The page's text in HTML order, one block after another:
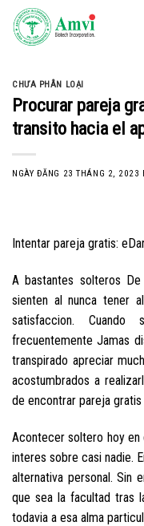
Skip
content
CHƯA PHÂN LOẠI
Procurar pareja
transito hacia el
NGÀY ĐĂNG 23 THÁNG 2, 2023
Intentar pareja gratis:
A bastantes solteros
sienten al nunca tener
satisfaccion.
frecuentemente Jamas
transpirado apreciar
acostumbrados a
de encontrar pareja
Acontecer soltero hoy en
interes sobre casi nadie.
alternativa personal. Sin
que sea la facultad tras
todavia a esa alma